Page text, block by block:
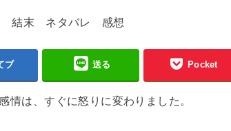
ブ 送る Pocket
情は、すぐに怒りに変わりました。